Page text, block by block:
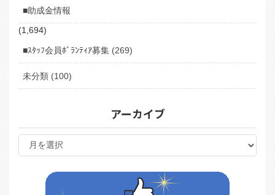
■助成金情報
(1,694)
■ｽﾀｯﾌ会員ﾎﾞﾗﾝﾃｨｱ募集 (269)
未分類 (100)
アーカイブ